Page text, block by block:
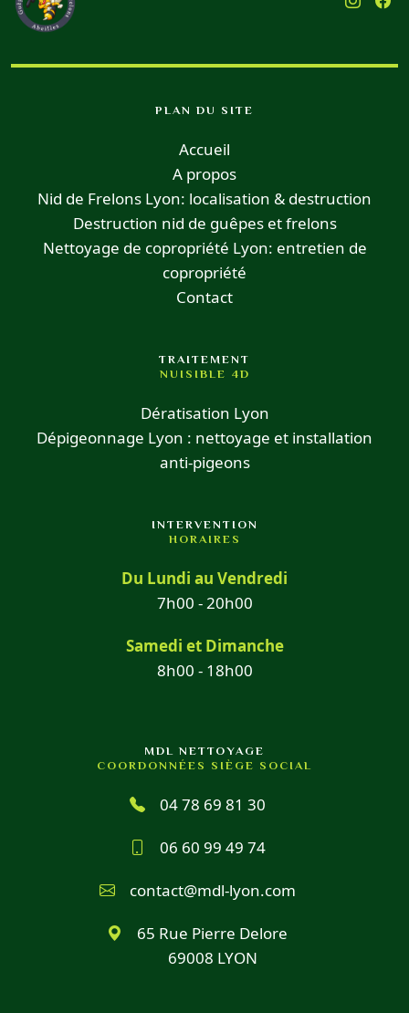
PLAN DU SITE
Accueil
A propos
Nid de Frelons Lyon: localisation & destruction
Destruction nid de guêpes et frelons
Nettoyage de copropriété Lyon: entretien de
copropriété
Contact
TRAITEMENT
NUISIBLE 4D
Dératisation Lyon
Dépigeonnage Lyon : nettoyage et installation
anti-pigeons
INTERVENTION
HORAIRES
Du Lundi au Vendredi
7h00 - 20h00
Samedi et Dimanche
8h00 - 18h00
MDL NETTOYAGE
COORDONNÉES SIÈGE SOCIAL
04 78 69 81 30
06 60 99 49 74
contact@mdl-lyon.com
65 Rue Pierre Delore
69008 LYON